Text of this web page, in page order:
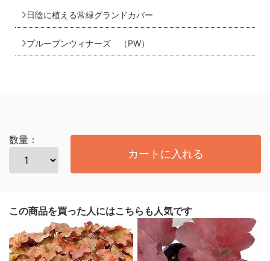
日陰に植える常緑グランドカバー
プルーブンウィナーズ （PW）
数量：
カートに入れる
この商品を買った人にはこちらも人気です